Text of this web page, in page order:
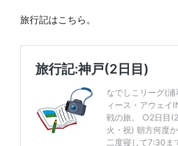
旅行記はこちら。